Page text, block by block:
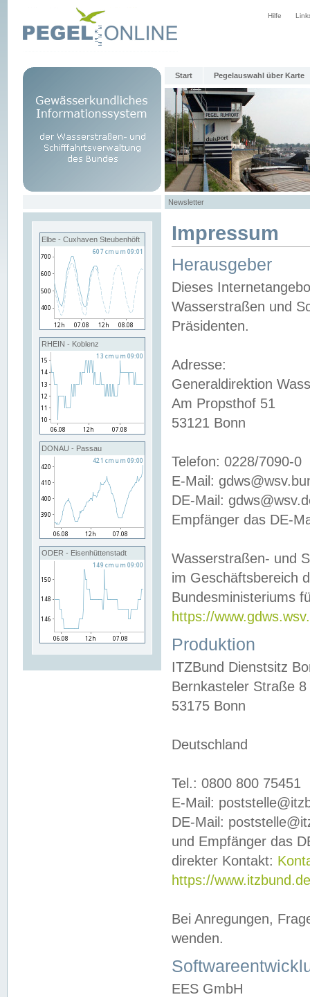
Hilfe
Start Pegelauswahl über Karte
Newsletter
Elbe - Cuxhaven Steubenhöft
RHEIN - Koblenz
DONAU - Passau
ODER - Eisenhüttenstadt
Impressum
Herausgeber
Dieses
Wasserstraßen und
Präsidenten.
Adresse:
Generaldirektion
Am Propsthof 51
53121 Bonn
Telefon: 0228/7090-0
E-Mail:
DE-Mail:
Empfänger das DE-
Wasserstraßen- und
im Geschäftsbereich
Bundesministeriums
https://
Produktion
ITZBund Dienstsitz
Bernkasteler Straße 8
53175 Bonn
Deutschland
Tel.: 0800 800 75451
E-Mail:
DE-Mail:
und Empfänger das
direkter Kontakt:
https://
Bei Anregungen,
wenden.
EES GmbH